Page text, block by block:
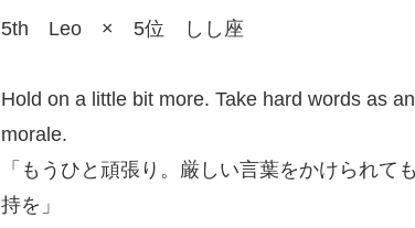
5th Leo × 5位 しし座
Hold on a little bit more. Take hard words as
morale.
「もうひと頑張り。厳しい言葉をかけられて
持を」